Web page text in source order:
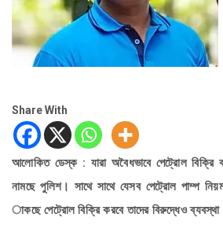
Share With
আলোকিত ডেস্ক : যারা অবৈধভাবে পেট্রোল বিক্রি
নামছে পুলিশ। সাথে সাথে যেসব পেট্রোল পাম্প
াকছে পেট্রোল বিক্রি করবে তাদের বিরুদ্ধেও ব্যবস্থা